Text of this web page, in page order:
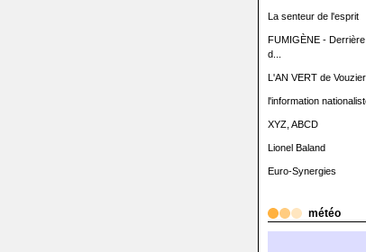
La senteur de l'esprit
FUMIGÈNE -
d...
L'AN VERT de
l'information
XYZ, ABCD
Lionel Baland
Euro-Synergies
météo